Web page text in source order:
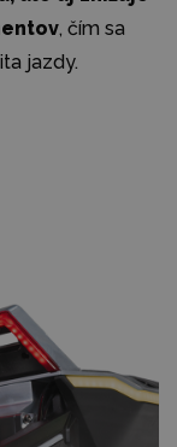
, čím sa
jazdy.